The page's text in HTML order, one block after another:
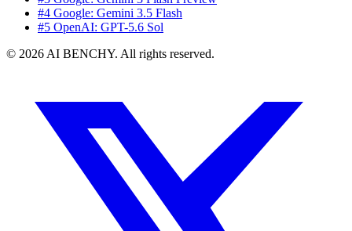
#4 Google: Gemini 3.5 Flash
#5 OpenAI: GPT-5.6 Sol
© 2026 AI BENCHY. All rights reserved.